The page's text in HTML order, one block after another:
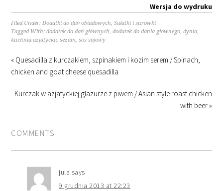
Wersja do wydruku
Filed Under:Dodatki do dań obiadowych,Sałatki i surówki
Tagged With:dodatek do dań głównych,dodatek do dania głównego,dynia,
kuchnia azjatycka,sezam,sos sojowy
« Quesadilla z kurczakiem, szpinakiem i kozim serem / Spinach,
chicken and goat cheese quesadilla
Kurczak w azjatyckiej glazurze z piwem / Asian style roast chicken
with beer »
COMMENTS
jula says
9 grudnia 2013 at 22:23